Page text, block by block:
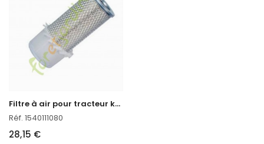
F
iltre à air pour tracteur kubota
Réf. 1540111080
28,15 €